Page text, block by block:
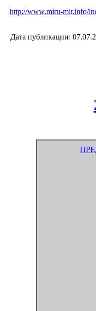
http://www.miru-mir.info/
Дата публикации: